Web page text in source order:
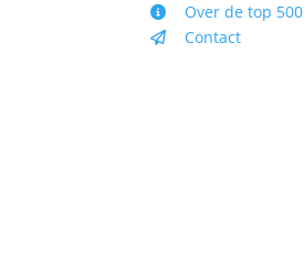
Over de top 500
Contact